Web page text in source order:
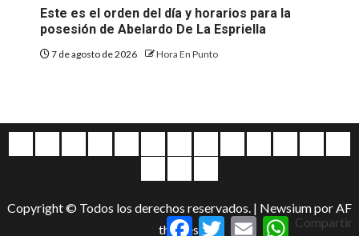
Este es el orden del día y horarios para la
posesión de Abelardo De La Espriella
7 de agosto de 2026 Hora En Punto
Entretenimiento
Copyright © Todos los derechos reservados. | Newsiumpor AF
themes.FacebookTwitterEmail WhatsApp
Compartir